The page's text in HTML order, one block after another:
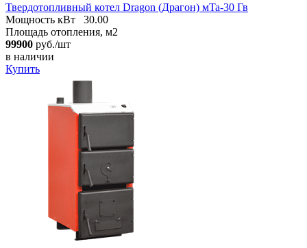
Твердотопливный котел Dragon (Драгон) мTa-30 Гв
Мощность кВт
30.00
Площадь отопления, м2
99900 руб./шт
в наличии
Купить